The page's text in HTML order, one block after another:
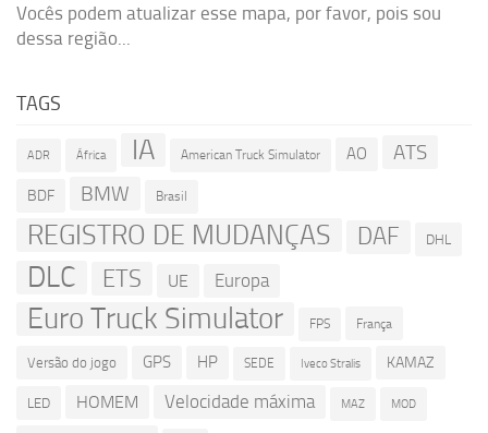
Vocês podem atualizar esse mapa, por favor, pois sou
dessa região...
TAGS
ADR África IA American Truck Simulator AO ATS
BDF BMW Brasil
REGISTRO DE MUDANÇAS DAF DHL
DLC ETS UE Europa
Euro Truck Simulator FPS França
Versão do jogo GPS HP SEDE Iveco Stralis KAMAZ
LED HOMEM Velocidade máxima MAZ MOD